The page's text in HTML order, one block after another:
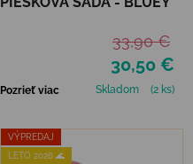
30,50 €
33,90 €
Pozrieť viac Skladom (2 ks)
VÝPREDAJ
LETO 2026 🌊